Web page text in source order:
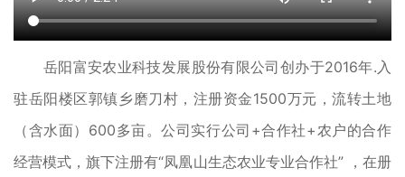
岳阳富安农业科技发展股份有限公司创办于2016年.入
驻岳阳楼区郭镇乡磨刀村，注册资金1500万元，流转土地
（含水面）600多亩。公司实行公司+合作社+农户的合作
经营模式，旗下注册有“凤凰山生态农业专业合作社” ，在册